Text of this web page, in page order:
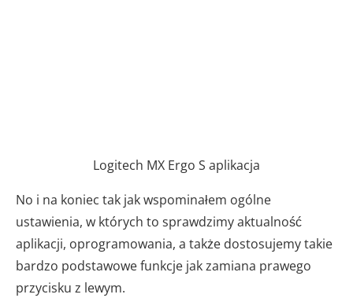
Logitech MX Ergo S aplikacja
No i na koniec tak jak wspominałem ogólne
ustawienia, w których to sprawdzimy aktualność
aplikacji, oprogramowania, a także dostosujemy takie
bardzo podstawowe funkcje jak zamiana prawego
przycisku z lewym.